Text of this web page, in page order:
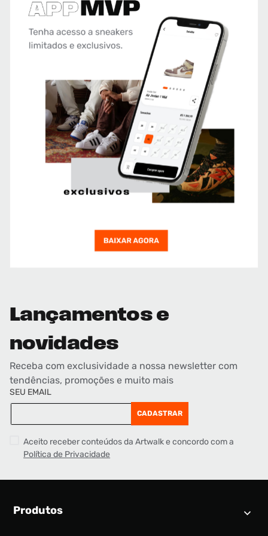
Lançamentos e
novidades
Receba com exclusividade a nossa newsletter com
tendências, promoções e muito mais
SEU EMAIL
CADASTRAR
Aceito receber conteúdos da Artwalk e concordo com a
Política de Privacidade
Produtos